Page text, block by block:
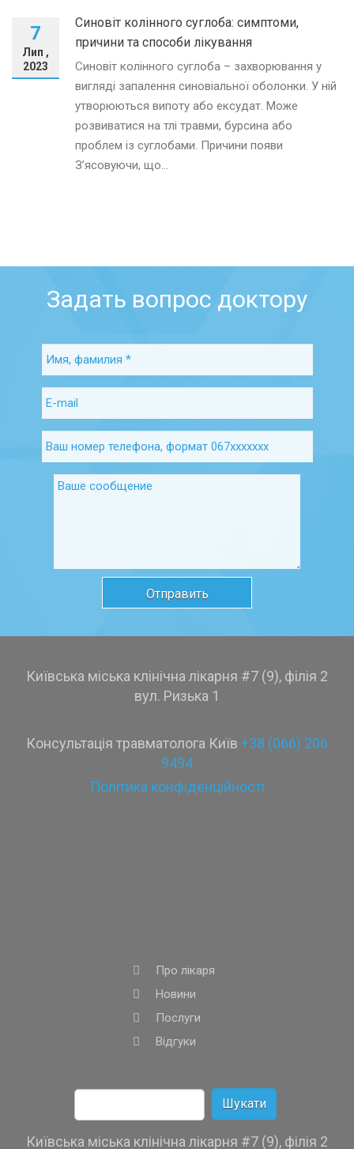
7
Лип ,
2023
Синовіт колінного суглоба: симптоми,
причини та способи лікування
Синовіт колінного суглоба – захворювання у
вигляді запалення синовіальної оболонки. У ній
утворюються випоту або ексудат. Може
розвиватися на тлі травми, бурсина або
проблем із суглобами. Причини появи
З’ясовуючи, що...
Задать вопрос доктору
Київська міська клінічна лікарня #7 (9), філія 2
вул. Ризька 1
Консультація травматолога Київ +38 (066) 206
9494
Політика конфіденційності
Про лікаря
Новини
Послуги
Відгуки
Пошук:
Київська міська клінічна лікарня #7 (9), філія 2